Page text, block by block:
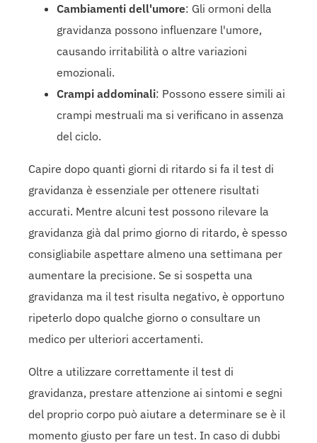
Cambiamenti dell'umore: Gli ormoni della
gravidanza possono influenzare l'umore,
causando irritabilità o altre variazioni
emozionali.
Crampi addominali: Possono essere simili ai
crampi mestruali ma si verificano in assenza
del ciclo.
Capire dopo quanti giorni di ritardo si fa il test di
gravidanza è essenziale per ottenere risultati
accurati. Mentre alcuni test possono rilevare la
gravidanza già dal primo giorno di ritardo, è spesso
consigliabile aspettare almeno una settimana per
aumentare la precisione. Se si sospetta una
gravidanza ma il test risulta negativo, è opportuno
ripeterlo dopo qualche giorno o consultare un
medico per ulteriori accertamenti.
Oltre a utilizzare correttamente il test di
gravidanza, prestare attenzione ai sintomi e segni
del proprio corpo può aiutare a determinare se è il
momento giusto per fare un test. In caso di dubbi